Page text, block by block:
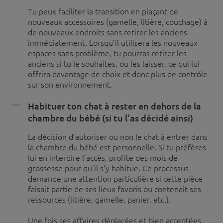
Tu peux faciliter la transition en plaçant de
nouveaux accessoires (gamelle, litière, couchage) à
de nouveaux endroits sans retirer les anciens
immédiatement. Lorsqu’il utilisera les nouveaux
espaces sans problème, tu pourras retirer les
anciens si tu le souhaites, ou les laisser, ce qui lui
offrira davantage de choix et donc plus de contrôle
sur son environnement.
Habituer ton chat à rester en dehors de la
chambre du bébé (si tu l’as décidé ainsi)
La décision d’autoriser ou non le chat à entrer dans
la chambre du bébé est personnelle. Si tu préfères
lui en interdire l’accès, profite des mois de
grossesse pour qu’il s’y habitue. Ce processus
demande une attention particulière si cette pièce
faisait partie de ses lieux favoris ou contenait ses
ressources (litière, gamelle, panier, etc.).
Une fois ses affaires déplacées et bien acceptées